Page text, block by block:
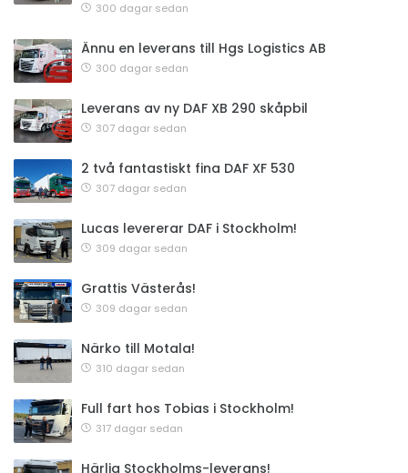
300 dagar sedan
Ännu en leverans till Hgs Logistics AB
300 dagar sedan
Leverans av ny DAF XB 290 skåpbil
307 dagar sedan
2 två fantastiskt fina DAF XF 530
307 dagar sedan
Lucas levererar DAF i Stockholm!
309 dagar sedan
Grattis Västerås!
309 dagar sedan
Närko till Motala!
310 dagar sedan
Full fart hos Tobias i Stockholm!
317 dagar sedan
Härlig Stockholms-leverans!